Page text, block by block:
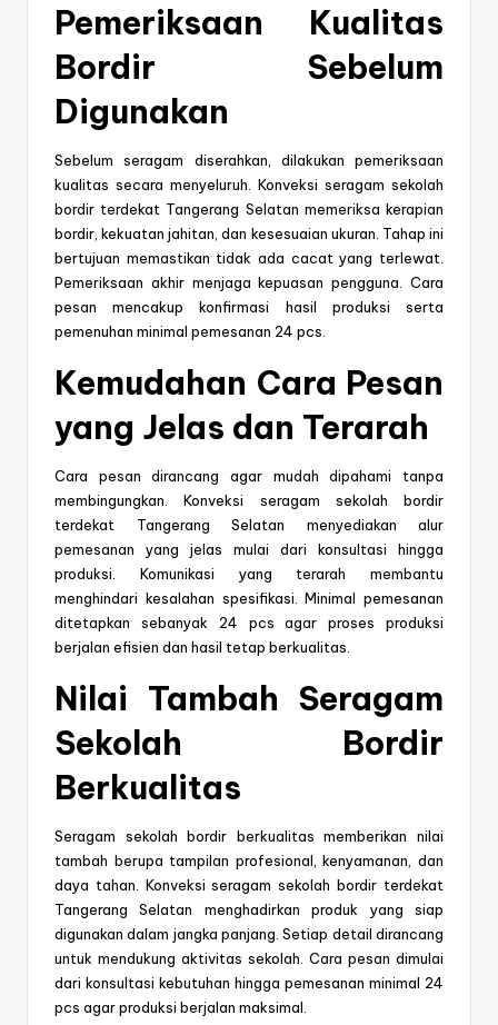
Pemeriksaan Kualitas
Bordir Sebelum
Digunakan
Sebelum seragam diserahkan, dilakukan pemeriksaan
kualitas secara menyeluruh. Konveksi seragam sekolah
bordir terdekat Tangerang Selatan memeriksa kerapian
bordir, kekuatan jahitan, dan kesesuaian ukuran. Tahap ini
bertujuan memastikan tidak ada cacat yang terlewat.
Pemeriksaan akhir menjaga kepuasan pengguna. Cara
pesan mencakup konfirmasi hasil produksi serta
pemenuhan minimal pemesanan 24 pcs.
Kemudahan Cara Pesan
yang Jelas dan Terarah
Cara pesan dirancang agar mudah dipahami tanpa
membingungkan. Konveksi seragam sekolah bordir
terdekat Tangerang Selatan menyediakan alur
pemesanan yang jelas mulai dari konsultasi hingga
produksi. Komunikasi yang terarah membantu
menghindari kesalahan spesifikasi. Minimal pemesanan
ditetapkan sebanyak 24 pcs agar proses produksi
berjalan efisien dan hasil tetap berkualitas.
Nilai Tambah Seragam
Sekolah Bordir
Berkualitas
Seragam sekolah bordir berkualitas memberikan nilai
tambah berupa tampilan profesional, kenyamanan, dan
daya tahan. Konveksi seragam sekolah bordir terdekat
Tangerang Selatan menghadirkan produk yang siap
digunakan dalam jangka panjang. Setiap detail dirancang
untuk mendukung aktivitas sekolah. Cara pesan dimulai
dari konsultasi kebutuhan hingga pemesanan minimal 24
pcs agar produksi berjalan maksimal.